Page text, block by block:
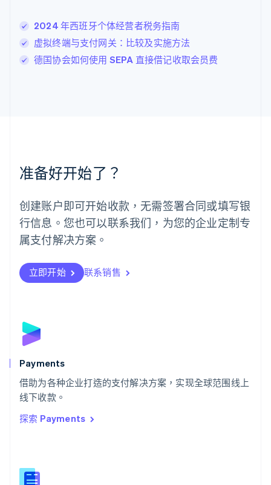
2024 年西班牙个体经营者税务指南
虚拟终端与支付网关：比较及实施方法
德国协会如何使用 SEPA 直接借记收取会员费
准备好开始了？
创建账户即可开始收款，无需签署合同或填写银
行信息。您也可以联系我们，为您的企业定制专
属支付解决方案。
立即开始 联系销售
Payments
借助为各种企业打造的支付解决方案，实现全球范围线上
线下收款。
探索 Payments
卢森堡
罗马尼亚
English
挪威
葡萄牙
Português English
日本
日本語English
瑞典
瑞士
DeutschFrançais
English
斯洛文尼亚
泰国
ไทยEnglish
希腊
English
西班牙
新西兰
English